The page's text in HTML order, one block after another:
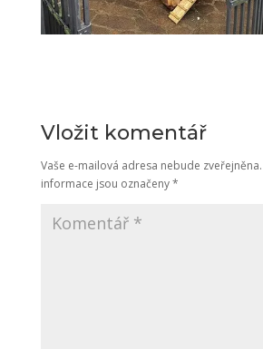
Vložit komentář
Vaše e-mailová adresa nebude zveřejněna.
informace jsou označeny*